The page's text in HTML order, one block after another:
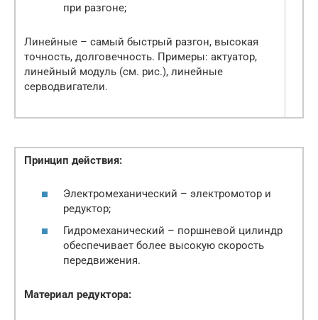
при разгоне;
Линейные – самый быстрый разгон, высокая
точность, долговечность. Примеры: актуатор,
линейный модуль (см. рис.), линейные
серводвигатели.
Принцип действия:
Электромеханический – электромотор и
редуктор;
Гидромеханический – поршневой цилиндр
обеспечивает более высокую скорость
передвижения.
Материал редуктора: